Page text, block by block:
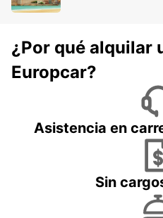
¿Por qué alquilar
Europcar?
Asistencia en
Sin